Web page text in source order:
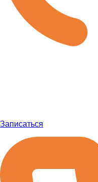
Записаться